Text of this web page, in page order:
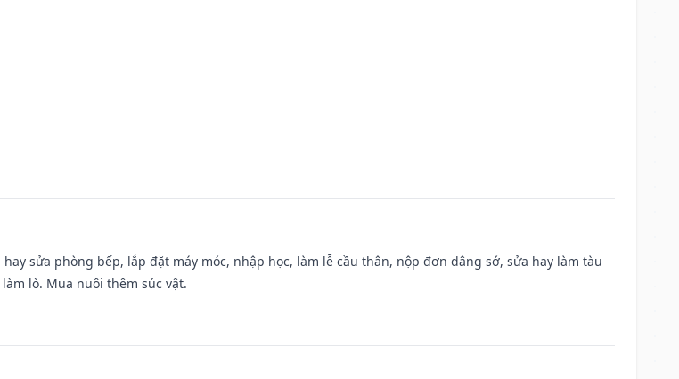
sửa phòng bếp, lắp đặt máy móc, nhập học, làm lễ cầu thân, nộp đơn dâng sớ, sửa hay làm tàu
lò. Mua nuôi thêm súc vật.